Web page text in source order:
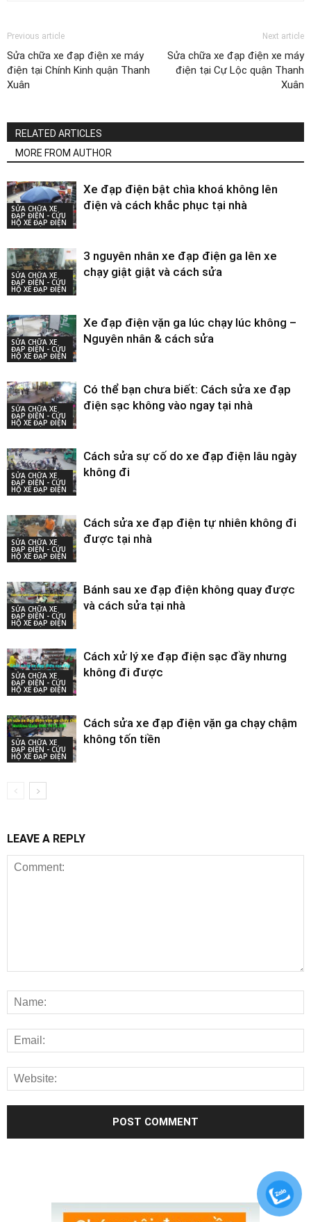
Previous article
Sửa chữa xe đạp điện xe máy
điện tại Chính Kinh quận Thanh
Xuân
Next article
Sửa chữa xe đạp điện xe máy
điện tại Cự Lộc quận Thanh
Xuân
RELATED ARTICLES
MORE FROM AUTHOR
SỬA CHỮA XE
ĐẠP ĐIỆN - CỨU
HỘ XE ĐẠP ĐIỆN
Xe đạp điện bật chìa khoá không lên
điện và cách khắc phục tại nhà
SỬA CHỮA XE
ĐẠP ĐIỆN - CỨU
HỘ XE ĐẠP ĐIỆN
3 nguyên nhân xe đạp điện ga lên xe
chạy giật giật và cách sửa
SỬA CHỮA XE
ĐẠP ĐIỆN - CỨU
HỘ XE ĐẠP ĐIỆN
Xe đạp điện vặn ga lúc chạy lúc không –
Nguyên nhân & cách sửa
SỬA CHỮA XE
ĐẠP ĐIỆN - CỨU
HỘ XE ĐẠP ĐIỆN
Có thể bạn chưa biết: Cách sửa xe đạp
điện sạc không vào ngay tại nhà
SỬA CHỮA XE
ĐẠP ĐIỆN - CỨU
HỘ XE ĐẠP ĐIỆN
Cách sửa sự cố do xe đạp điện lâu ngày
không đi
SỬA CHỮA XE
ĐẠP ĐIỆN - CỨU
HỘ XE ĐẠP ĐIỆN
Cách sửa xe đạp điện tự nhiên không đi
được tại nhà
SỬA CHỮA XE
ĐẠP ĐIỆN - CỨU
HỘ XE ĐẠP ĐIỆN
Bánh sau xe đạp điện không quay được
và cách sửa tại nhà
SỬA CHỮA XE
ĐẠP ĐIỆN - CỨU
HỘ XE ĐẠP ĐIỆN
Cách xử lý xe đạp điện sạc đầy nhưng
không đi được
SỬA CHỮA XE
ĐẠP ĐIỆN - CỨU
HỘ XE ĐẠP ĐIỆN
Cách sửa xe đạp điện vặn ga chạy chậm
không tốn tiền
LEAVE A REPLY